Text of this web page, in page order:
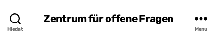
Hledat
Zentrum für offene Fragen
Menu